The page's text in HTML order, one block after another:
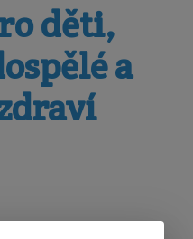
děti,
a